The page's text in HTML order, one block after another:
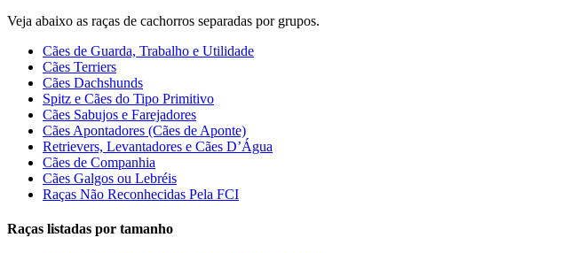
Veja abaixo as raças de cachorros separadas por grupos.
Cães de Guarda, Trabalho e Utilidade
Cães Terriers
Cães Dachshunds
Spitz e Cães do Tipo Primitivo
Cães Sabujos e Farejadores
Cães Apontadores (Cães de Aponte)
Retrievers, Levantadores e Cães D’Água
Cães de Companhia
Cães Galgos ou Lebréis
Raças Não Reconhecidas Pela FCI
Raças listadas por tamanho